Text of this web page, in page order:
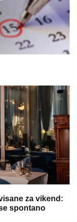
za vikend:
spontano